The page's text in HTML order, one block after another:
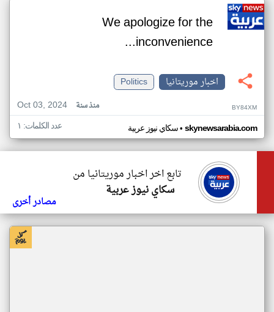
We apologize for the
inconvenience...
اخبار موريتانيا
Politics
Oct 03, 2024
منذ سنة BY84XM
سكاي نيوز عربية• skynewsarabia.com عدد الكلمات: ١
تابع اخر اخبار موريتانيا من
سكاي نيوز عربية
مصادر أخرى